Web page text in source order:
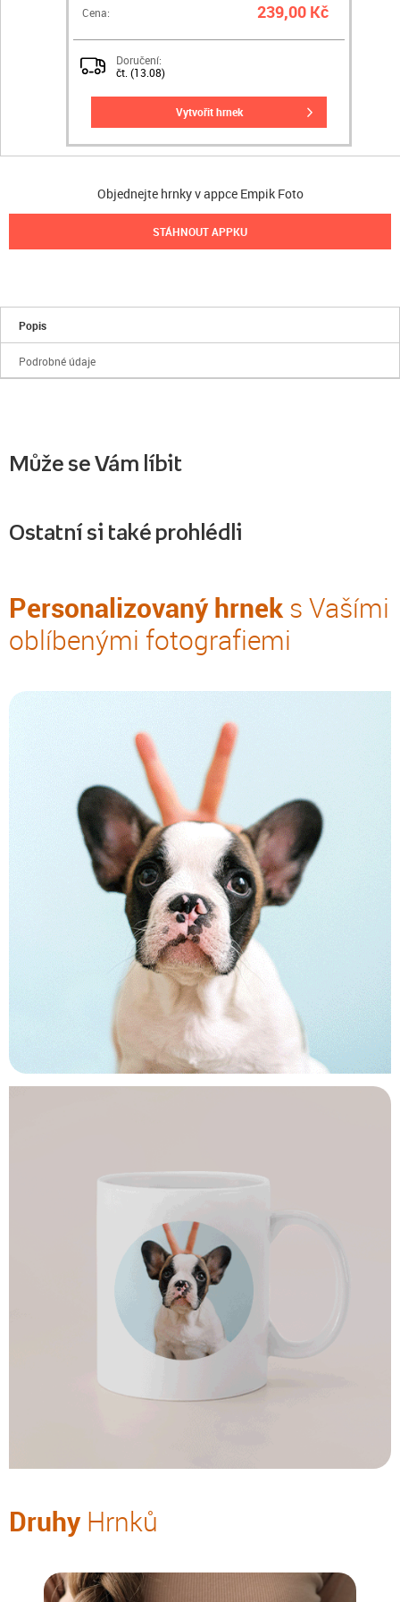
Cena: 239,00 Kč
Doručení:
čt. (13.08)
vytvořit hrnek
Objednejte hrnky v appce Empik Foto
STÁHNOUT APPKU
Popis
Podrobné údaje
Může se Vám líbit
Ostatní si také prohlédli
Personalizovaný hrneks Vašími
oblíbenými fotografiemi
Druhy Hrnků